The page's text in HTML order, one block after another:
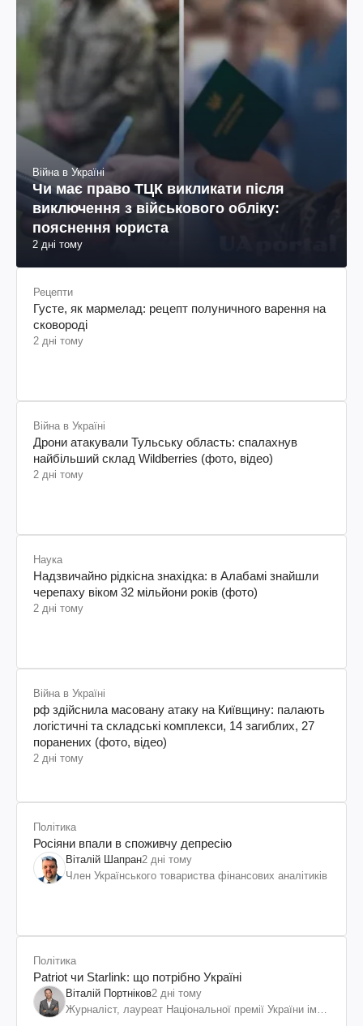
Війна в Україні
Чи має право ТЦК викликати після
виключення з військового обліку:
пояснення юриста
2 дні тому
Рецепти
Густе, як мармелад: рецепт полуничного варення на
сковороді
2 дні тому
Війна в Україні
Дрони атакували Тульську область: спалахнув
найбільший склад Wildberries (фото, відео)
2 дні тому
Наука
Надзвичайно рідкісна знахідка: в Алабамі знайшли
черепаху віком 32 мільйони років (фото)
2 дні тому
Війна в Україні
рф здійснила масовану атаку на Київщину: палають
логістичні та складські комплекси, 14 загиблих, 27
поранених (фото, відео)
2 дні тому
Політика
Росіяни впали в споживчу депресію
Віталій Шапран2 дні тому
Член Українського товариства фінансових аналітиків
Політика
Patriot чи Starlink: що потрібно Україні
Віталій Портніков2 дні тому
Журналіст, лауреат Національної премії України ім.